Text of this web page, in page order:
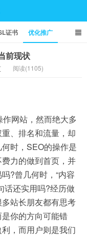
证书 优化推广
前现状
阅读(1105)
网站，然而绝大多
、排名和流量，却
时，SEO的操作是
力的做到首页，并
?曾几何时，“内容
话还实用吗?经历做
站长朋友都有思考
你的方向可能错
，而用户则是我们